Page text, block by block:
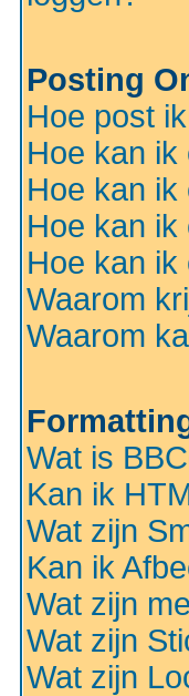
Posting
Hoe post
Hoe kan
Hoe kan ik
Hoe kan ik
Hoe kan ik
Waarom
Waarom
Wat is
Kan ik
Wat zijn
Kan ik
Wat zijn
Wat zijn
Wat zijn